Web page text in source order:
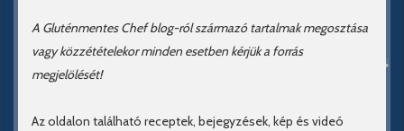
A Gluténmentes Chef blog-ról származó tartalmak megosztása
vagy közzétételekor minden esetben kérjük a forrás
megjelölését!
Az oldalon található receptek, bejegyzések, kép és videó